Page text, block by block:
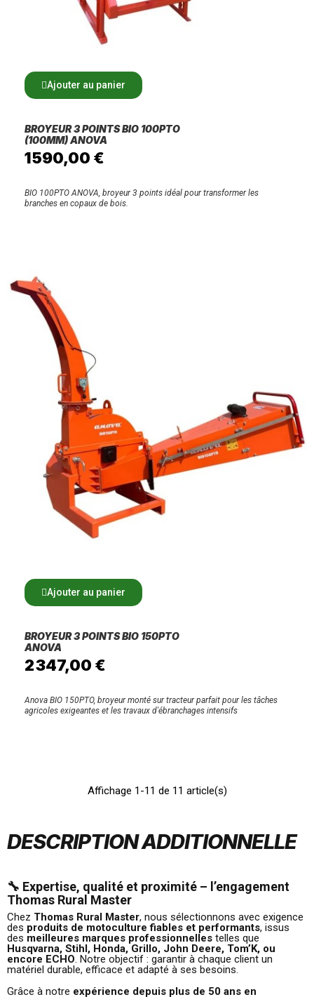
Ajouter au panier
BROYEUR 3 POINTS BIO 100PTO
(100MM) ANOVA
1 590,00 €
BIO 100PTO ANOVA, broyeur 3 points idéal pour transformer les
branches en copaux de bois.
Ajouter au panier
BROYEUR 3 POINTS BIO 150PTO
ANOVA
2 347,00 €
Anova BIO 150PTO, broyeur monté sur tracteur parfait pour les tâches
agricoles exigeantes et les travaux d'ébranchages intensifs
Affichage 1-11 de 11 article(s)
DESCRIPTION ADDITIONNELLE
🔧 Expertise, qualité et proximité – l’engagement
Thomas Rural Master
Chez Thomas Rural Master, nous sélectionnons avec exigence
des produits de motoculture fiables et performants, issus
des meilleures marques professionnelles telles que
Husqvarna, Stihl, Honda, Grillo, John Deere, Tom’K, ou
encore ECHO . Notre objectif : garantir à chaque client un
matériel durable, efficace et adapté à ses besoins.
Grâce à notre expérience depuis plus de 50 ans en